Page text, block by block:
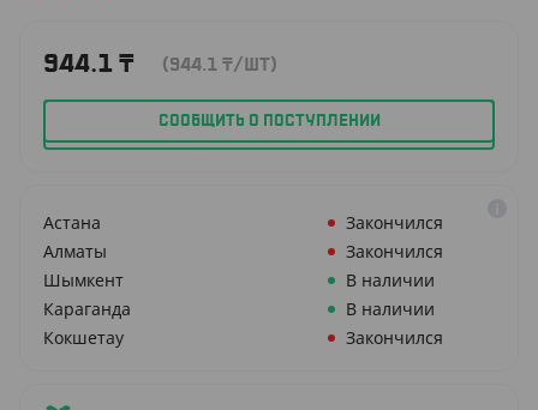
944.1 ₸ (944.1 ₸/ШТ)
СООБЩИТЬ О ПОСТУПЛЕНИИ
Астана
Закончился
Алматы
Закончился
Шымкент
В наличии
Караганда
В наличии
Кокшетау
Закончился